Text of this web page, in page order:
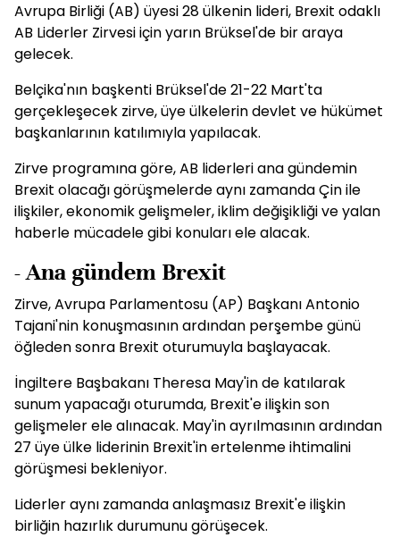
Avrupa Birliği (AB) üyesi 28 ülkenin lideri, Brexit odaklı
AB Liderler Zirvesi için yarın Brüksel'de bir araya
gelecek.
Belçika'nın başkenti Brüksel'de 21-22 Mart'ta
gerçekleşecek zirve, üye ülkelerin devlet ve hükümet
başkanlarının katılımıyla yapılacak.
Zirve programına göre, AB liderleri ana gündemin
Brexit olacağı görüşmelerde aynı zamanda Çin ile
ilişkiler, ekonomik gelişmeler, iklim değişikliği ve yalan
haberle mücadele gibi konuları ele alacak.
- Ana gündem Brexit
Zirve, Avrupa Parlamentosu (AP) Başkanı Antonio
Tajani'nin konuşmasının ardından perşembe günü
öğleden sonra Brexit oturumuyla başlayacak.
İngiltere Başbakanı Theresa May'in de katılarak
sunum yapacağı oturumda, Brexit'e ilişkin son
gelişmeler ele alınacak. May'in ayrılmasının ardından
27 üye ülke liderinin Brexit'in ertelenme ihtimalini
görüşmesi bekleniyor.
Liderler aynı zamanda anlaşmasız Brexit'e ilişkin
birliğin hazırlık durumunu görüşecek.